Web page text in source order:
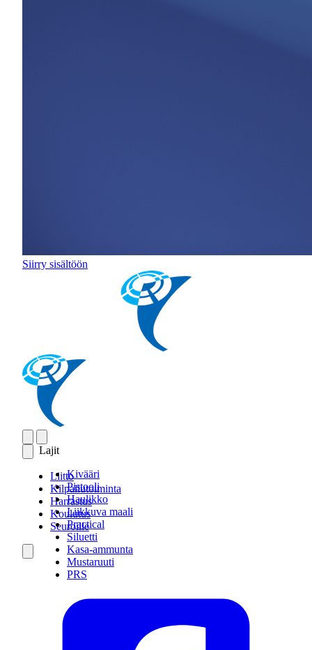
Siirry sisältöön
Lajit
Kivääri
Pistooli
Haulikko
Liikkuva maali
Practical
Siluetti
Kasa-ammunta
Mustaruuti
PRS
Liitto
Kilpailutoiminta
Harrastus
Koulutus
Seuroille